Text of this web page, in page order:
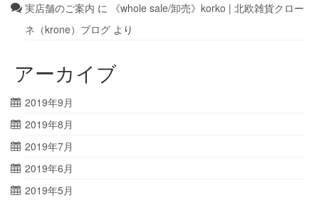
実店舗のご案内 に
《whole sale/卸売》korko | 北欧雑貨クロー
ネ（krone）ブログ より
アーカイブ
2019年9月
2019年8月
2019年7月
2019年6月
2019年5月